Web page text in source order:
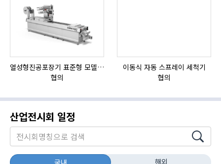
열성형진공포장기 표준형 모델 OMNIVAC S-200
협의
이동식 자동 스프레이 세척기
협의
산업전시회 일정
국내 해외